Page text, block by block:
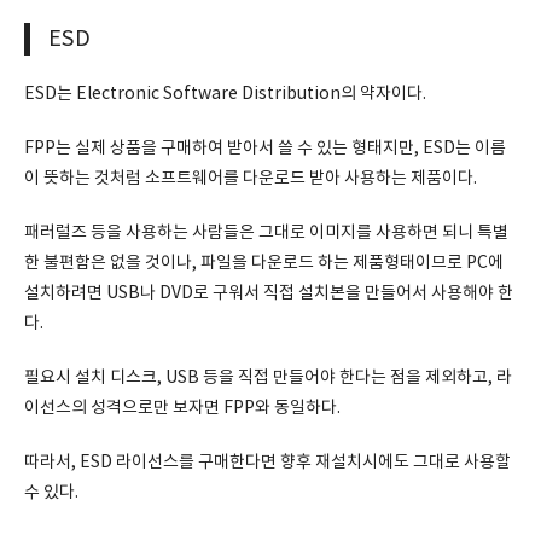
ESD
ESD는 Electronic Software Distribution의 약자이다.
FPP는 실제 상품을 구매하여 받아서 쓸 수 있는 형태지만, ESD는 이름
이 뜻하는 것처럼 소프트웨어를 다운로드 받아 사용하는 제품이다.
패러럴즈 등을 사용하는 사람들은 그대로 이미지를 사용하면 되니 특별
한 불편함은 없을 것이나, 파일을 다운로드 하는 제품형태이므로 PC에
설치하려면 USB나 DVD로 구워서 직접 설치본을 만들어서 사용해야 한
다.
필요시 설치 디스크, USB 등을 직접 만들어야 한다는 점을 제외하고, 라
이선스의 성격으로만 보자면 FPP와 동일하다.
따라서, ESD 라이선스를 구매한다면 향후 재설치시에도 그대로 사용할
수 있다.